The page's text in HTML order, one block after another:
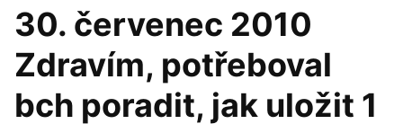
30. červenec 2010
Zdravím, potřeboval
bch poradit, jak uložit 1